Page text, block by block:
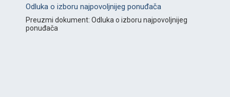
Odluka o izboru najpovoljnijeg ponuđača
Preuzmi dokument: Odluka o izboru najpovoljnijeg
ponuđača